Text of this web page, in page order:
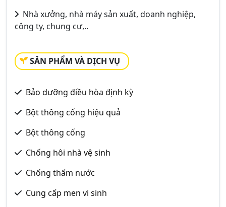
Nhà xưởng, nhà máy sản xuất, doanh nghiệp,
công ty, chung cư,..
SẢN PHẨM VÀ DỊCH VỤ
Bảo dưỡng điều hòa định kỳ
Bột thông cống hiệu quả
Bột thông cống
Chống hôi nhà vệ sinh
Chống thấm nước
Cung cấp men vi sinh